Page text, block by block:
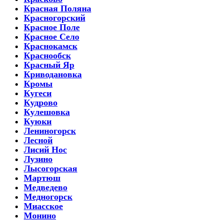
Красная Поляна
Красногорский
Красное Поле
Красное Село
Краснокамск
Краснообск
Красный Яр
Криводановка
Кромы
Кугеси
Кудрово
Кулешовка
Куюки
Лениногорск
Лесной
Лисий Нос
Лузино
Лысогорская
Мартюш
Медведево
Медногорск
Миасское
Монино